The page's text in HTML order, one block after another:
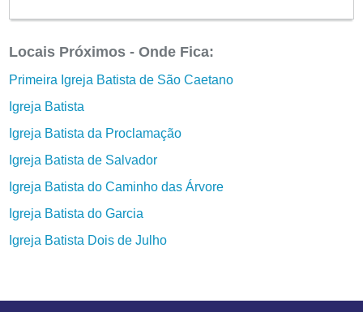
Locais Próximos - Onde Fica:
Primeira Igreja Batista de São Caetano
Igreja Batista
Igreja Batista da Proclamação
Igreja Batista de Salvador
Igreja Batista do Caminho das Árvore
Igreja Batista do Garcia
Igreja Batista Dois de Julho